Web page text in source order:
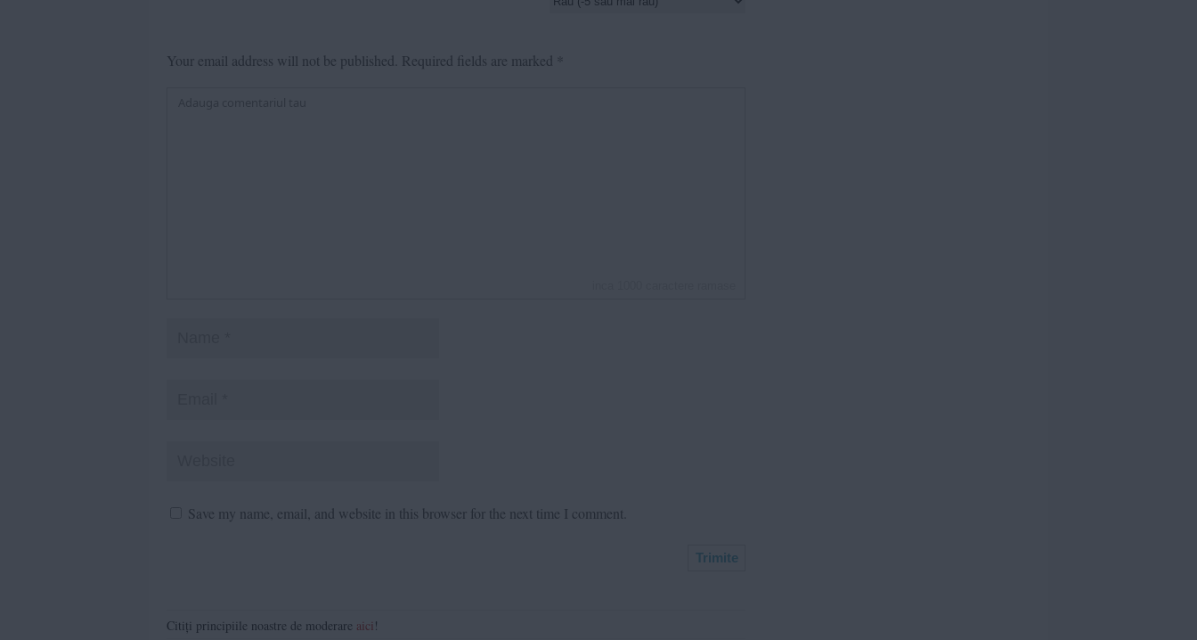
Your email address will not be published. Required fields are marked *
Save my name, email, and website in this browser for the next time I comment.
Citiți principiile noastre de moderare aici!